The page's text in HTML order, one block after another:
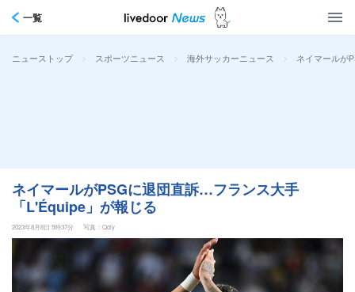
一覧
ニューストップ > スポーツニュース > 海外サッカーニュース > ネイマールが
ネイマールがPSGに退団直訴…フランス大手
「L'Équipe」が報じる
2023年8月8日 5時37分 写真：Qoly